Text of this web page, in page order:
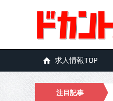
求人情報TOP
注目記事